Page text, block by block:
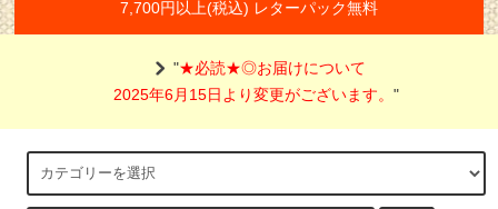
7,700円以上(税込) レターパック無料
"★必読★◎お届けについて
2025年6月15日より変更がございます。"